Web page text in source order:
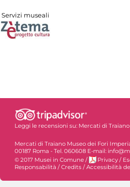
Servizi museali
Leggi le recensioni su: Mercati di
Mercati di Traiano Museo dei Fori
00187 Roma - Tel. 060608 E-mail:
© 2017 Musei in Comune / Privacy /
Responsabilità / Credits / Accessibilità